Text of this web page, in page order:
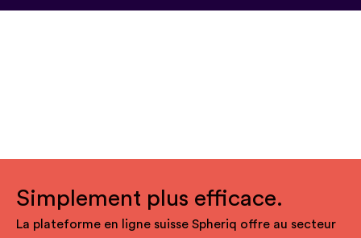
Simplement plus efficace.
La plateforme en ligne suisse Spheriq offre au secteur